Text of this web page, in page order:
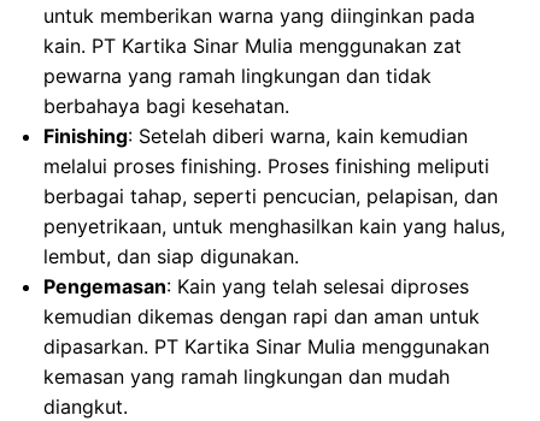
untuk memberikan warna yang diinginkan pada
kain. PT Kartika Sinar Mulia menggunakan zat
pewarna yang ramah lingkungan dan tidak
berbahaya bagi kesehatan.
Finishing: Setelah diberi warna, kain kemudian
melalui proses finishing. Proses finishing meliputi
berbagai tahap, seperti pencucian, pelapisan, dan
penyetrikaan, untuk menghasilkan kain yang halus,
lembut, dan siap digunakan.
Pengemasan: Kain yang telah selesai diproses
kemudian dikemas dengan rapi dan aman untuk
dipasarkan. PT Kartika Sinar Mulia menggunakan
kemasan yang ramah lingkungan dan mudah
diangkut.